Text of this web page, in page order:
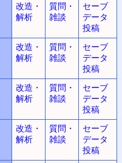
改造・
解析
質問・
雑談
セーブ
データ
投稿
改造・
解析
質問・
雑談
セーブ
データ
投稿
改造・
解析
質問・
雑談
セーブ
データ
投稿
改造・
解析
質問・
雑談
セーブ
データ
投稿